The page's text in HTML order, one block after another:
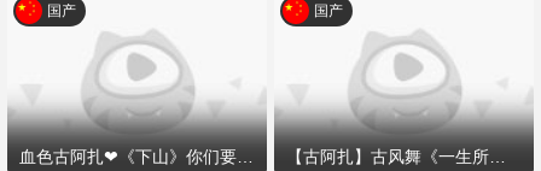
国产 国产